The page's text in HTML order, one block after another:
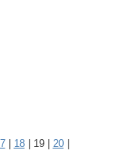
18 19 20